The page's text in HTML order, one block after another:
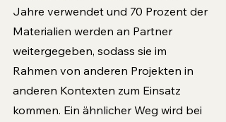
Jahre verwendet und 70 Prozent der
Materialien werden an Partner
weitergegeben, sodass sie im
Rahmen von anderen Projekten in
anderen Kontexten zum Einsatz
kommen. Ein ähnlicher Weg wird bei